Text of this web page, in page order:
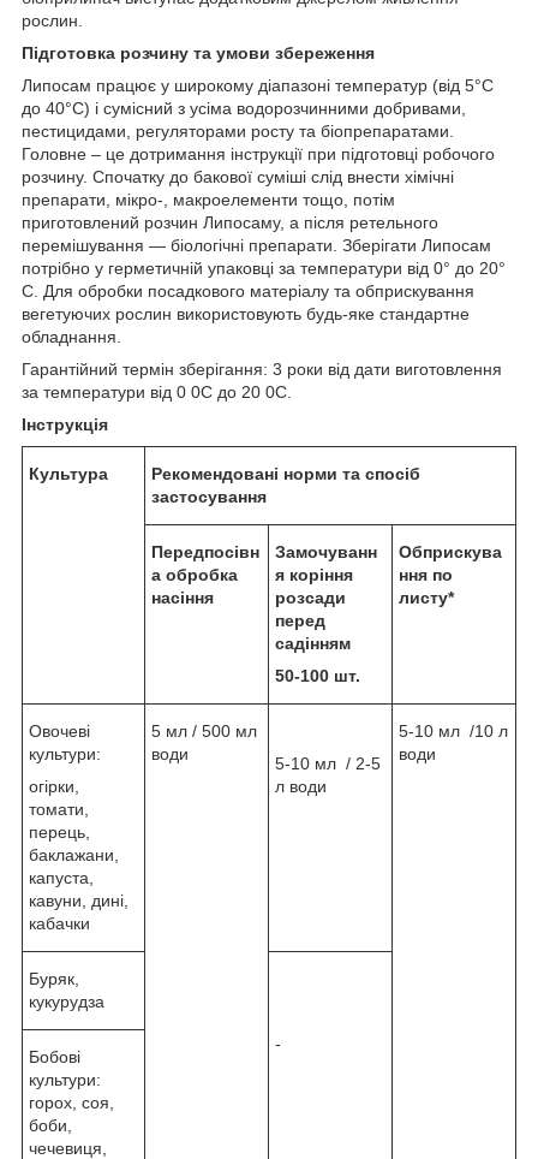
рослин.
Підготовка розчину та умови збереження
Липосам працює у широкому діапазоні температур (від 5°С
до 40°С) і сумісний з усіма водорозчинними добривами,
пестицидами, регуляторами росту та біопрепаратами.
Головне – це дотримання інструкції при підготовці робочого
розчину. Спочатку до бакової суміші слід внести хімічні
препарати, мікро-, макроелементи тощо, потім
приготовлений розчин Липосаму, а після ретельного
перемішування — біологічні препарати. Зберігати Липосам
потрібно у герметичній упаковці за температури від 0° до 20°
С. Для обробки посадкового матеріалу та обприскування
вегетуючих рослин використовують будь-яке стандартне
обладнання.
Гарантійний термін зберігання: 3 роки від дати виготовлення
за температури від 0 0С до 20 0С.
Інструкція
Культура
Рекомендовані норми та спосіб
застосування
Передпосівн
а обробка
насіння
Замочуванн
я коріння
розсади
перед
садінням
50-100 шт.
Обприскува
ння по
листу*
Овочеві
культури:
огірки,
томати,
перець,
баклажани,
капуста,
кавуни, дині,
кабачки
5 мл / 500 мл
води
5-10 мл / 2-5
л води
5-10 мл /10 л
води
Буряк,
кукурудза
-
Бобові
культури:
горох, соя,
боби,
чечевиця,